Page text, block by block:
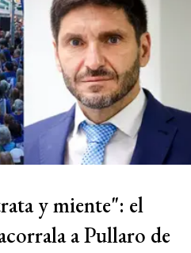
y miente": el
a Pullaro de